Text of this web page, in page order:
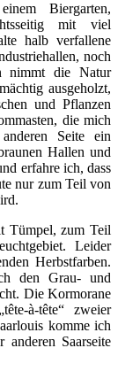
Biergarten,
mit viel
halb verfallene
noch
nimmt die Natur
ausgeholzt,
und Pflanzen
die mich
Seite ein
Hallen und
erfahre ich, dass
nur zum Teil von
Tümpel, zum Teil
Leider
Herbstfarben.
den Grau- und
Die Kormorane
à-tête“ zweier
komme ich
Saarseite